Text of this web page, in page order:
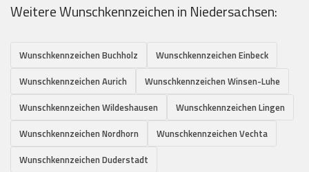
Weitere Wunschkennzeichen in Niedersachsen:
Wunschkennzeichen Buchholz
Wunschkennzeichen Einbeck
Wunschkennzeichen Aurich
Wunschkennzeichen Winsen-Luhe
Wunschkennzeichen Wildeshausen
Wunschkennzeichen Lingen
Wunschkennzeichen Nordhorn
Wunschkennzeichen Vechta
Wunschkennzeichen Duderstadt